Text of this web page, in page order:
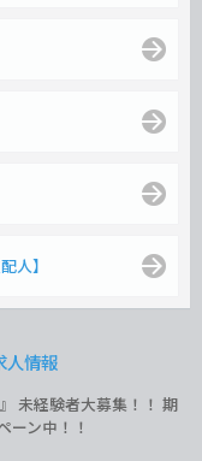
人】
人情報
未経験者大募集！！ 期
ーン中！！